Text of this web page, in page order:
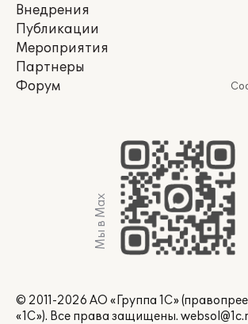
Внедрения
Публикации
Мероприятия
Партнеры
Форум
Мы в Max
© 2011-2026 АО «Группа 1С»
«1С»). Все права защищены.